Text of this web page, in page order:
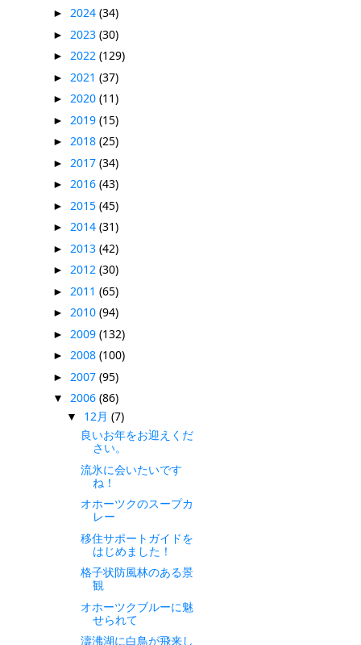
► 2024 (34)
► 2023 (30)
► 2022 (129)
► 2021 (37)
► 2020 (11)
► 2019 (15)
► 2018 (25)
► 2017 (34)
► 2016 (43)
► 2015 (45)
► 2014 (31)
► 2013 (42)
► 2012 (30)
► 2011 (65)
► 2010 (94)
► 2009 (132)
► 2008 (100)
► 2007 (95)
▼ 2006 (86)
▼ 12月 (7)
良いお年をお迎えくだ
さい。
流氷に会いたいです
ね！
オホーツクのスープカ
レー
移住サポートガイドを
はじめました！
格子状防風林のある景
観
オホーツクブルーに魅
せられて
濤沸湖に白鳥が飛来し